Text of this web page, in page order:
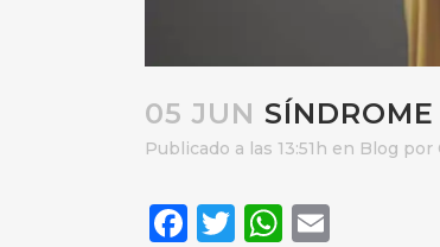
05 JUN
Publicado a las 13:51h en Blog por
Facebook
Twitter